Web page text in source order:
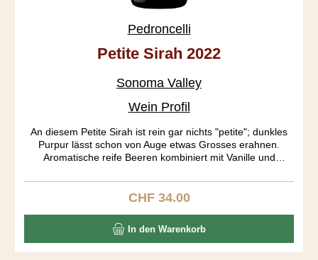
Pedroncelli
Petite Sirah 2022
Sonoma Valley
Wein Profil
An diesem Petite Sirah ist rein gar nichts "petite"; dunkles
Purpur lässt schon von Auge etwas Grosses erahnen.
Aromatische reife Beeren kombiniert mit Vanille und
entwickeln sich Heidelbeer, dunkle Schokolade und Pfeffer.
Full body mit einem gerüttelt Mass an Tanninen und ein
Regulärer Preis:
CHF 34.00
In den Warenkorb